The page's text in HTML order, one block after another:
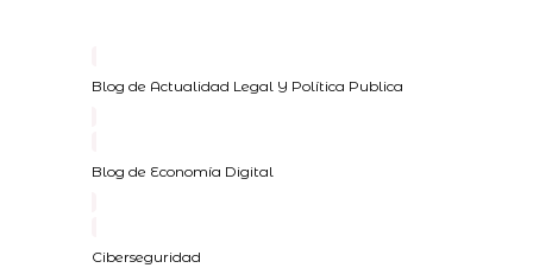
Blog de Actualidad Legal Y Política Publica
Blog de Economía Digital
Ciberseguridad